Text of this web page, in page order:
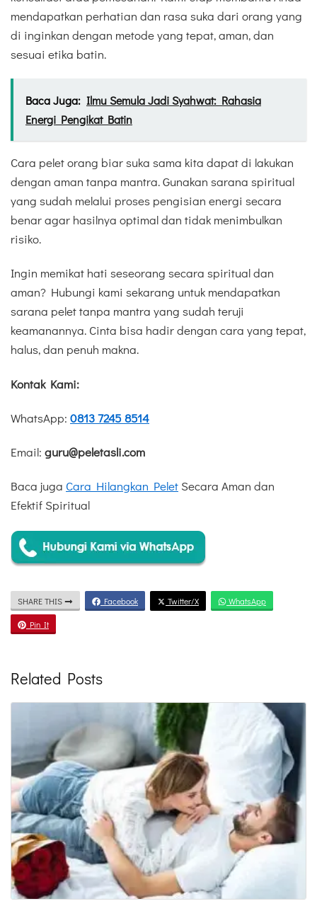
mendapatkan perhatian dan rasa suka dari orang yang
di inginkan dengan metode yang tepat, aman, dan
sesuai etika batin.
Baca Juga: Ilmu Semula Jadi Syahwat: Rahasia
Energi Pengikat Batin
Cara pelet orang biar suka sama kita dapat di lakukan
dengan aman tanpa mantra. Gunakan sarana spiritual
yang sudah melalui proses pengisian energi secara
benar agar hasilnya optimal dan tidak menimbulkan
risiko.
Ingin memikat hati seseorang secara spiritual dan
aman? Hubungi kami sekarang untuk mendapatkan
sarana pelet tanpa mantra yang sudah teruji
keamanannya. Cinta bisa hadir dengan cara yang tepat,
halus, dan penuh makna.
Kontak Kami:
WhatsApp: 0813 7245 8514
Email: guru@peletasli.com
Baca juga Cara Hilangkan Pelet Secara Aman dan
Efektif Spiritual
SHARE THIS Facebook Twitter/X WhatsApp
Pin It
Related Posts